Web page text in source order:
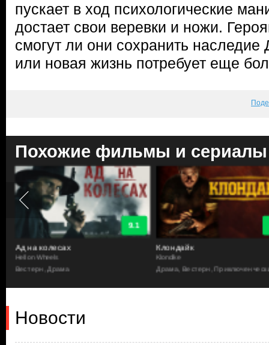
пускает в ход психологические
достает свои веревки и ножи.
смогут ли они сохранить наследие
или новая жизнь потребует еще
Похожие фильмы и сериалы
9.1
Клондайк
Klondike
Драма, Вестерн, Приключенческий
Восстание Техаса
Texas Rising
Вестерн, Военный, Драма,
Новости